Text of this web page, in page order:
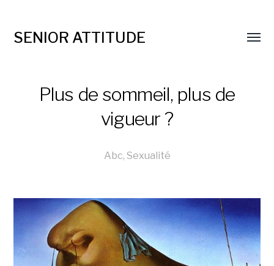
SENIOR ATTITUDE
Plus de sommeil, plus de
vigueur ?
Abc, Sexualité